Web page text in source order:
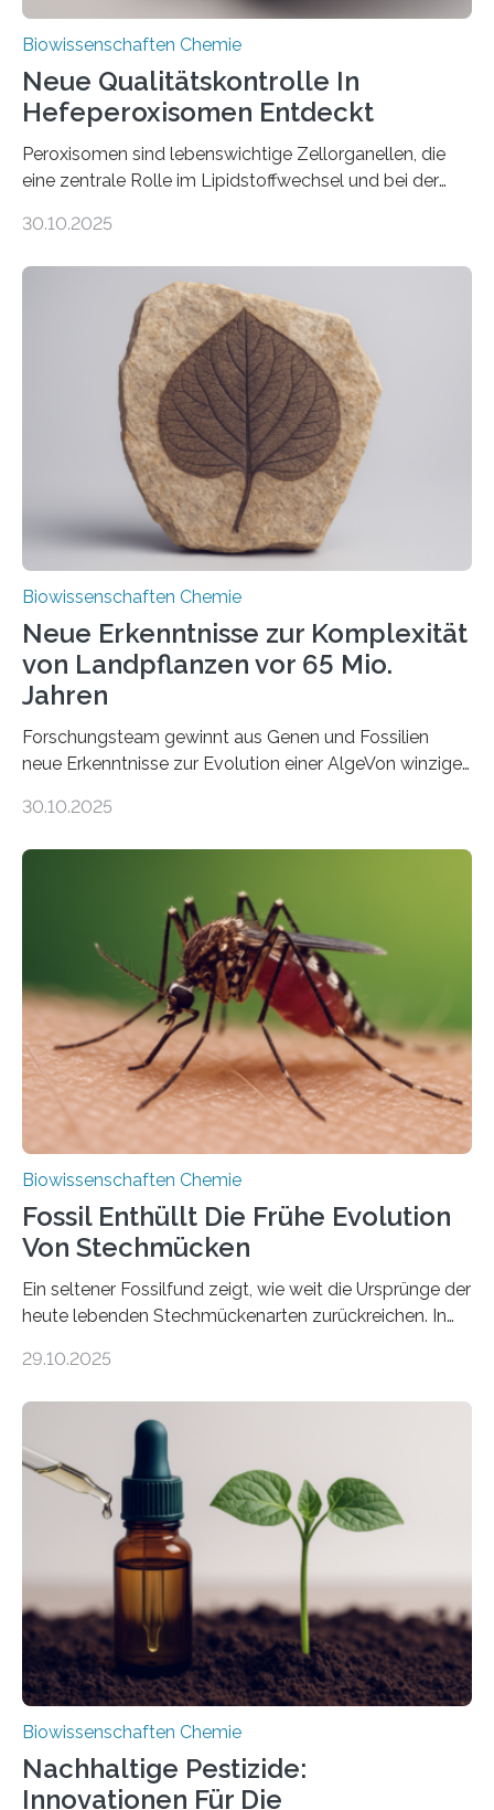
Biowissenschaften Chemie
Neue Qualitätskontrolle In
Hefeperoxisomen Entdeckt
Peroxisomen sind lebenswichtige Zellorganellen, die
eine zentrale Rolle im Lipidstoffwechsel und bei der
erfüllen können, müssen zahlreiche Enzyme präzise in
der Ruhr-Universität Bochum um Prof. Dr. Ralf Erdmann
und Dr. Ismaila Francis Yusuf hat nun einen bislang
unbekannten Qualitätskontrollmechanismus des
peroxisomalen Proteintransports in der Bäckerhefe
Saccharomyces cerevisiae entdeckt, der für die
Funktionsfähigkeit der Organellen entscheidend ist. Die
Studie wurde am 28. Oktober 2025 in der
Fachzeitschrift…
30.10.2025
Biowissenschaften Chemie
Neue Erkenntnisse zur Komplexität
von Landpflanzen vor 65 Mio.
Jahren
Forschungsteam gewinnt aus Genen und Fossilien
neue Erkenntnisse zur Evolution einer AlgeVon winzigen
Landpflanzen zählen zu den komplexesten
Grünalgen, die vor Hunderten von Millionen Jahren
lebten. Unter den Vorfahren sticht eine Gruppe heraus,
die noch heute in der Natur vorkommt: die
Süßwasseralge Coleochaetophyceae. Einige Arten
dieser Gruppe bilden aus Zellfäden dichte Geflechte
mit scheibenförmiger Gestalt. Was auffällig ist: Die
nächsten…
30.10.2025
Biowissenschaften Chemie
Fossil Enthüllt Die Frühe Evolution
Von Stechmücken
Ein seltener Fossilfund zeigt, wie weit die Ursprünge der
heute lebenden Stechmückenarten zurückreichen. In
Forschende die bisher älteste bekannte Stechmücken-
Region Kachin in Myanmar und hat sich in
ausgezeichnetem Zustand erhalten. Es konnte als neue
Art einer neuen Gattung beschrieben werden und trägt
nun den Namen Cretosabethes primaevus. Dieser erste
fossile Nachweis einer Stechmückenlarve in Bernstein
stellt gleichzeitig den ersten Fossilfund einer
Mückenlarve aus dem Mesozoikum dar, denn…
29.10.2025
Biowissenschaften Chemie
Nachhaltige Pestizide:
Innovationen Für Die